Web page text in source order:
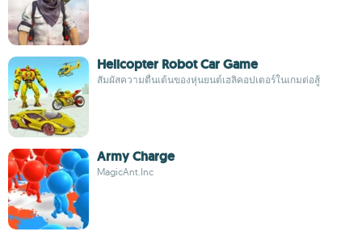
Helicopter Robot Car Game
สัมผัสความตื่นเต้นของหุ่นยนต์เฮลิคอปเตอร์ในเกมต่อสู้
Army Charge
MagicAnt.Inc